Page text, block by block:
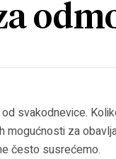
svakodnevice.
mogućnosti za
često susrećemo.